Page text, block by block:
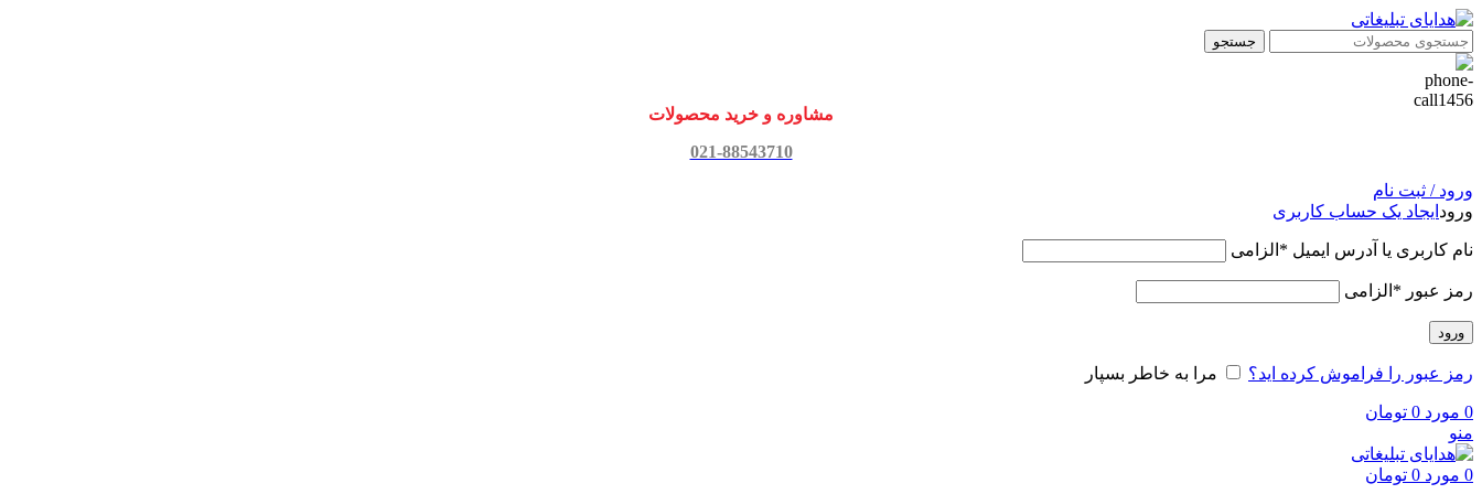
جستجو
مشاوره و خرید محصولات
021-88543710
ورود / ثبت نام
ورود ایجاد یک حساب کاربری
نام کاربری یا آدرس ایمیل * الزامی
رمز عبور * الزامی
ورود
رمز عبور را فراموش کرده اید؟ مرا به خاطر بسپار
0 مورد 0 تومان
منو
0 مورد 0 تومان